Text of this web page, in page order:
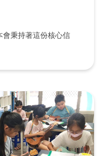
會秉持著這份核心信